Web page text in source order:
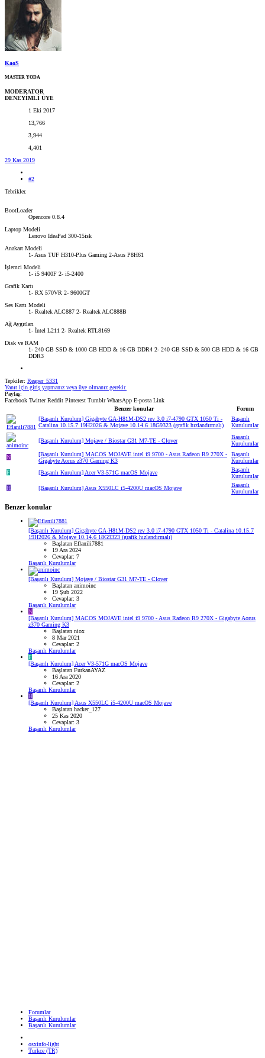
KaoS
MASTER YODA
MODERATOR
DENEYİMLİ ÜYE
1 Eki 2017
13,766
3,944
4,401
29 Kas 2019
#2
Tebrikler.
BootLoader
Opencore 0.8.4
Laptop Modeli
Lenovo IdeaPad 300-15isk
Anakart Modeli
1- Asus TUF H310-Plus Gaming 2-Asus P8H61
İşlemci Modeli
1- i5 9400F 2- i5-2400
Grafik Kartı
1- RX 570VR 2- 9600GT
Ses Kartı Modeli
1- Realtek ALC887 2- Realtek ALC888B
Ağ Aygıtları
1- İntel L211 2- Realtek RTL8169
Disk ve RAM
1- 240 GB SSD & 1000 GB HDD & 16 GB DDR4 2- 240 GB SSD & 500 GB HDD & 16 GB
DDR3
Tepkiler: Reaper_5331
Yanıt için giriş yapmanız veya üye olmanız gerekir.
Paylaş:
Facebook Twitter Reddit Pinterest Tumblr WhatsApp E-posta Link
Benzer konular
Forum
[Başarılı Kurulum] Gigabyte GA-H81M-DS2 rev 3.0 i7-4790 GTX 1050 Ti -
Catalina 10.15.7 19H2026 & Mojave 10.14.6 18G9323 (grafik hızlandırmalı)
Başarılı
Kurulumlar
[Başarılı Kurulum] Mojave / Biostar G31 M7-TE - Clover
Başarılı
Kurulumlar
N
[Başarılı Kurulum] MACOS MOJAVE intel i9 9700 - Asus Radeon R9 270X -
Gigabyte Aorus z370 Gaming K3
Başarılı
Kurulumlar
F
[Başarılı Kurulum] Acer V3-571G macOS Mojave
Başarılı
Kurulumlar
H
[Başarılı Kurulum] Asus X550LC i5-4200U macOS Mojave
Başarılı
Kurulumlar
Benzer konular
[Başarılı Kurulum] Gigabyte GA-H81M-DS2 rev 3.0 i7-4790 GTX 1050 Ti - Catalina 10.15.7
19H2026 & Mojave 10.14.6 18G9323 (grafik hızlandırmalı)
Başlatan Eflanili7881
19 Ara 2024
Cevaplar: 7
Başarılı Kurulumlar
[Başarılı Kurulum] Mojave / Biostar G31 M7-TE - Clover
Başlatan animoinc
19 Şub 2022
Cevaplar: 3
Başarılı Kurulumlar
N
[Başarılı Kurulum] MACOS MOJAVE intel i9 9700 - Asus Radeon R9 270X - Gigabyte Aorus
z370 Gaming K3
Başlatan niox
8 Mar 2021
Cevaplar: 2
Başarılı Kurulumlar
F
[Başarılı Kurulum] Acer V3-571G macOS Mojave
Başlatan FurkanAYAZ
16 Ara 2020
Cevaplar: 2
Başarılı Kurulumlar
H
[Başarılı Kurulum] Asus X550LC i5-4200U macOS Mojave
Başlatan hacker_127
25 Kas 2020
Cevaplar: 3
Başarılı Kurulumlar
Forumlar
Başarılı Kurulumlar
Başarılı Kurulumlar
osxinfo-light
Turkce (TR)